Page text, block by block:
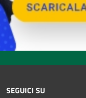
SEGUICI SU